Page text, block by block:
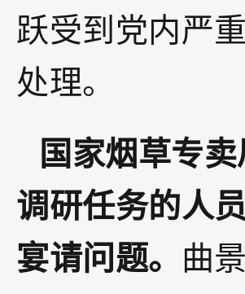
跃受到党内严
处理。
国家烟草专
调研任务的人
宴请问题。 曲